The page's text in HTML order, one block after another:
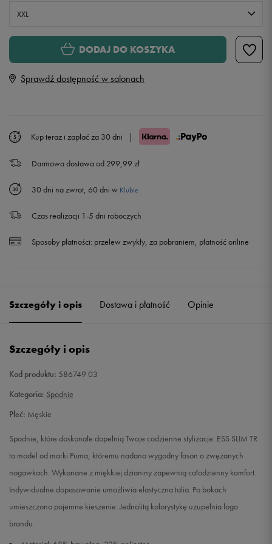
XXL
Powiadom o dostępności
M Powiadom o dostępności
XL Powiadom o dostępności
DODAJ DO KOSZYKA
Sprawdź dostępność w salonach
Kup teraz i zapłać za 30 dni |
Darmowa dostawa od 299,99 zł
30 dni na zwrot, 60 dni w Klubie
Czas realizacji 1-5 dni roboczych
Sposoby płatności: przelew zwykły, za pobraniem, płatność online
Szczegóły i opis Dostawa i płatność Opinie
Szczegóły i opis
Kod produktu: 586749 03
Kategoria: Spodnie
Płeć: Męskie
Spodnie, które doskonałe dopełnią Twoje codzienne stylizacje. ESS SLIM TR
to model od marki Puma, któremu nadano wygodny fason o zwężanych
nogawkach. Wykonane z miękkiej dzianiny zapewnią całodzienny komfort.
Indywidualne dopasowanie umożliwia elastyczna talia. Po bokach
umieszczono pojemne kieszenie. Jednolitą kolorystykę uzupełnia logo
brandu.